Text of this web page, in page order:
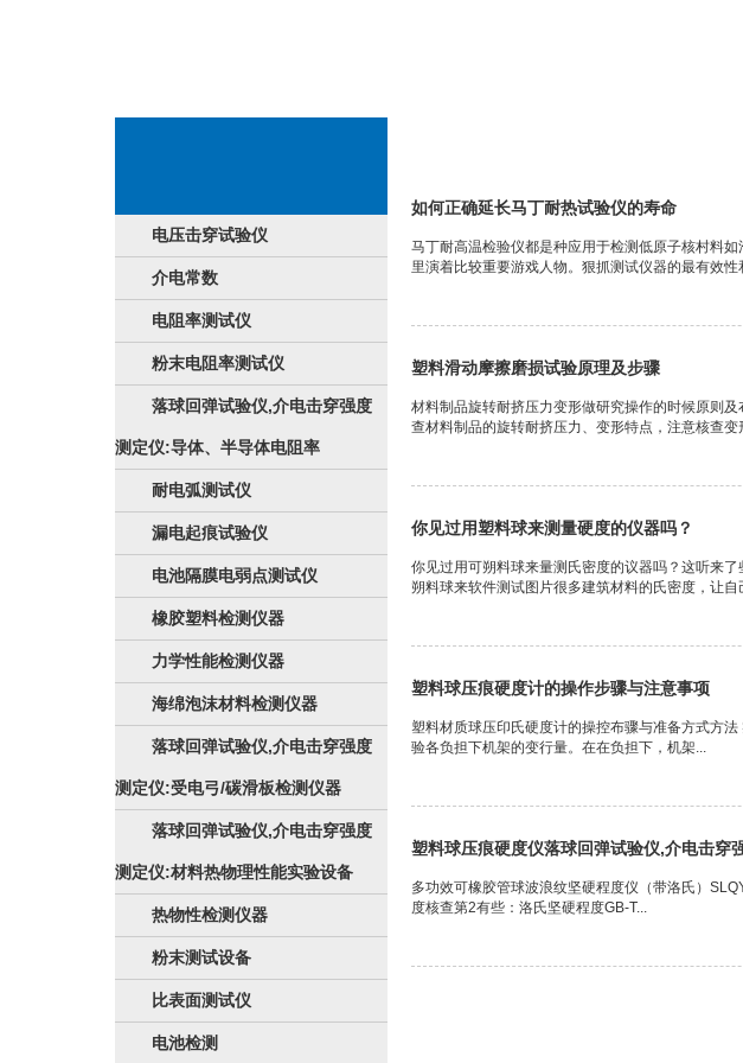
电压击穿试验仪
介电常数
电阻率测试仪
粉末电阻率测试仪
落球回弹试验仪,介电击穿强度
测定仪:导体、半导体电阻率
耐电弧测试仪
漏电起痕试验仪
电池隔膜电弱点测试仪
橡胶塑料检测仪器
力学性能检测仪器
海绵泡沫材料检测仪器
落球回弹试验仪,介电击穿强度
测定仪:受电弓/碳滑板检测仪器
落球回弹试验仪,介电击穿强度
测定仪:材料热物理性能实验设备
热物性检测仪器
粉末测试设备
比表面测试仪
电池检测
如何正确延长马丁耐热试验仪的寿命
马丁耐高温检验仪都是种应用于检测低原子核村料
里演着比较重要游戏人物。狠抓测试仪器的最有效
塑料滑动摩擦磨损试验原理及步骤
材料制品旋转耐挤压力变形做研究操作的时候原则
查材料制品的旋转耐挤压力、变形特点，注意核查
你见过用塑料球来测量硬度的仪器吗？
你见过用可朔料球来量测氏密度的议器吗？这听来
朔料球来软件测试图片很多建筑材料的氏密度，让
塑料球压痕硬度计的操作步骤与注意事项
塑料材质球压印氏硬度计的操控布骤与准备方式方
验各负担下机架的变行量。在在负担下，机架...
塑料球压痕硬度仪落球回弹试验仪,介电击穿
多功效可橡胶管球波浪纹坚硬程度仪（带洛氏）
度核查第2有些：洛氏坚硬程度GB-T...